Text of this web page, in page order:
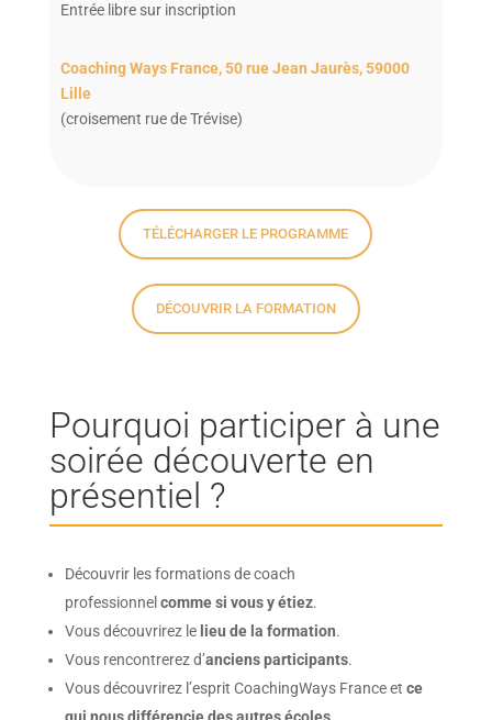
Entrée libre sur inscription
Coaching Ways France,50 rue Jean Jaurès,59000
Lille
(croisement rue de Trévise)
TÉLÉCHARGER LE PROGRAMME
DÉCOUVRIR LA FORMATION
Pourquoi participer à une
soirée découverte en
présentiel ?
Découvrir les formations de coach
professionnel comme si vous y étiez.
Vous découvrirez le lieu de la formation.
Vous rencontrerez d’anciens participants.
Vous découvrirez l’esprit CoachingWays France et ce